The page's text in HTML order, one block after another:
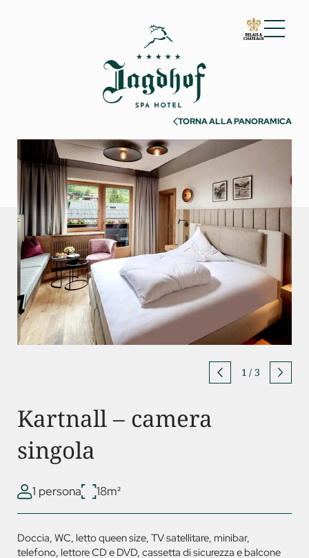
01 Lo Jagdhof
02 Camere e suite
Servizi inclusi
Informazioni utili
Richiesta
Prenotazione
Incentive & Meeting
03 Cuisine
04 Spa e fitness
05 Offerte
06 Attività
07 Eventi
TORNA ALLA PANORAMICA
1 / 3
Kartnall – camera
singola
1 persona 18m²
Doccia, WC, letto queen size, TV satellitare, minibar,
telefono, lettore CD e DVD, cassetta di sicurezza e balcone